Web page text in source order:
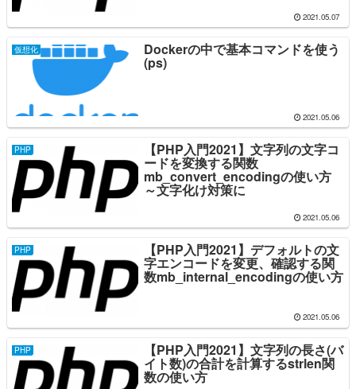
2021.05.07
仮想化 Dockerの中で基本コマンドを使う
(ps)
2021.05.06
PHP 【PHP入門2021】文字列の文字コ
ードを変換する関数
mb_convert_encodingの使い方
～文字化け対策に
2021.05.06
PHP 【PHP入門2021】デフォルトの文
字エンコードを変更、確認する関
数mb_internal_encodingの使い方
2021.05.06
PHP 【PHP入門2021】文字列の長さ(バ
イト数)の合計を計算するstrlen関
数の使い方